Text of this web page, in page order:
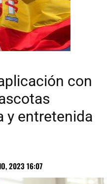
con
y entretenida
2023 16:07